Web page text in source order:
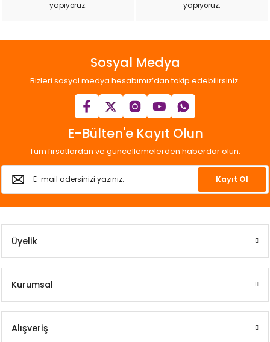
yapıyoruz.
yapıyoruz.
Sosyal Medya
Bizleri sosyal medya hesabımız’dan takip edebilirsiniz.
E-Bülten'e Kayıt Olun
Tüm fırsatlardan ve güncellemelerden haberdar olun.
Kayıt Ol
Üyelik
Kurumsal
Alışveriş